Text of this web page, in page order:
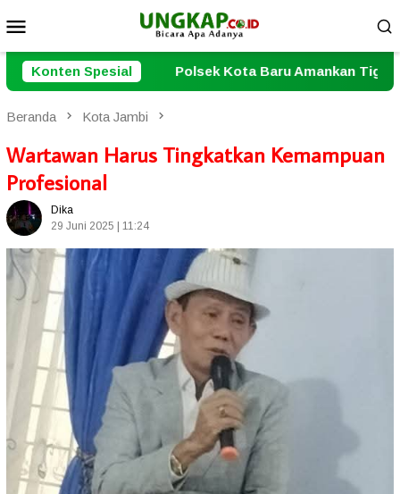
ke
kontenMobile
Konten Spesial
Kota Baru Amankan Tiga Pelaku Residivis Pencurian
Beranda Kota Jambi
Wartawan Harus Tingkatkan Kemampuan
Profesional
Dika
29 Juni 2025 | 11:24